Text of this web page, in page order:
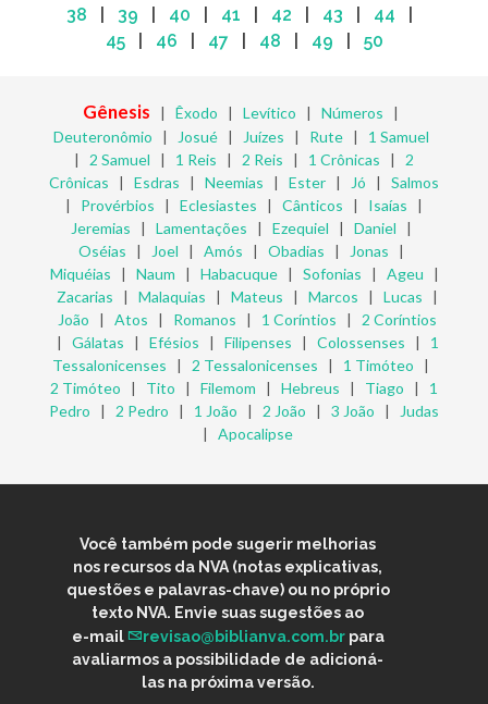
38
39 40 41 42 43 44
45| 46 47 48 49 50
Gênesis | Êxodo | Levítico | Números |
Deuteronômio | Josué| Juízes | Rute| 1 Samuel
| 2 Samuel | 1 Reis | 2 Reis | 1 Crônicas | 2
Crônicas | Esdras | Neemias | Ester | Jó | Salmos
| Provérbios | Eclesiastes | Cânticos | Isaías |
Jeremias | Lamentações | Ezequiel | Daniel |
Oséias | Joel | Amós | Obadias | Jonas |
Miquéias | Naum | Habacuque| Sofonias | Ageu |
Zacarias | Malaquias | Mateus | Marcos | Lucas |
João | Atos | Romanos | 1 Coríntios | 2 Coríntios
| Gálatas | Efésios | Filipenses | Colossenses | 1
Tessalonicenses | 2 Tessalonicenses | 1 Timóteo |
2 Timóteo | Tito | Filemom | Hebreus | Tiago | 1
Pedro | 2 Pedro | 1 João | 2 João | 3 João |
Judas
| Apocalipse
Você também pode sugerir melhorias
nos recursos da NVA (notas explicativas,
questões e palavras-chave) ou no próprio
texto NVA. Envie suas sugestões ao
e-mail
revisao@biblianva.com.br para
avaliarmos a possibilidade de adicioná-
las na próxima versão.